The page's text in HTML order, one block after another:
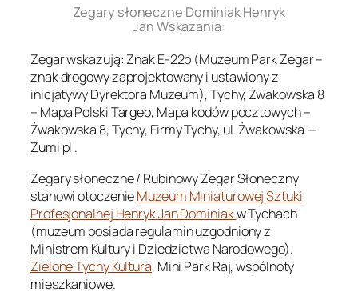
Zegary słoneczne Dominiak Henryk
Jan Wskazania:
Zegar wskazują: Znak E-22b (Muzeum Park Zegar –
znak drogowy zaprojektowany i ustawiony z
inicjatywy Dyrektora Muzeum), Tychy, Żwakowska 8
– Mapa Polski Targeo, Mapa kodów pocztowych –
Żwakowska 8, Tychy, Firmy Tychy, ul. Żwakowska —
Zumi pl .
Zegary słoneczne / Rubinowy Zegar Słoneczny
stanowi otoczenieMuzeum Miniaturowej Sztuki
Profesjonalnej Henryk Jan Dominiakw Tychach
(muzeum posiada regulamin uzgodniony z
Ministrem Kultury i Dziedzictwa Narodowego).
Zielone Tychy Kultura, Mini Park Raj, wspólnoty
mieszkaniowe.